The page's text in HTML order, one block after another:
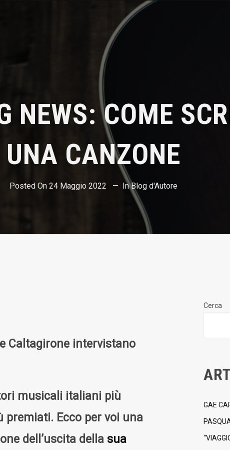
NEWS: COME
UNA CANZONE
Posted On 24 Maggio 2022 InBlog d'Autore
Caltagirone intervistano
musicali italiani più
Ecco per voi una
dell’uscita della sua
Cerca
GAE